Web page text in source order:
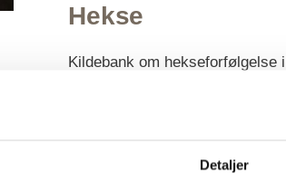
Detaljer
Hekse
Kildebank om hekseforfølgelse i